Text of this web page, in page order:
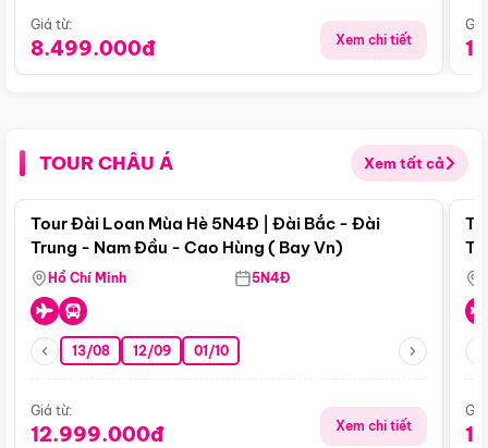
Giá từ:
8.499.000đ Xem chi tiết
TOUR CHÂU Á Xem tất cả
Điểm nổi bật
Tour Đài Loan Mùa Hè 5N4Đ | Đài Bắc - Đài
Trung - Nam Đầu - Cao Hùng ( Bay Vn)
Hồ Chí Minh 5N4Đ
13/08 12/09 01/10
Giá từ:
12.999.000đ Xem chi tiết